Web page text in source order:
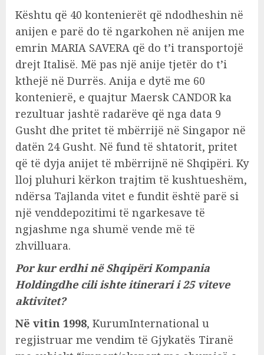
Kështu që 40 kontenierët që ndodheshin në
anijen e parë do të ngarkohen në anijen me
emrin MARIA SAVERA që do t’i transportojë
drejt Italisë. Më pas një anije tjetër do t’i
kthejë në Durrës. Anija e dytë me 60
kontenierë, e quajtur Maersk CANDOR ka
rezultuar jashtë radarëve që nga data 9
Gusht dhe pritet të mbërrijë në Singapor në
datën 24 Gusht. Në fund të shtatorit, pritet
që të dyja anijet të mbërrijnë në Shqipëri. Ky
lloj pluhuri kërkon trajtim të kushtueshëm,
ndërsa Tajlanda vitet e fundit është parë si
një venddepozitimi të ngarkesave të
ngjashme nga shumë vende më të
zhvilluara.
Por kur erdhi në Shqipëri Kompania
Holdingdhe cili ishte itinerari i 25 viteve
aktivitet?
Në vitin 1998, KurumInternational u
regjistruar me vendim të Gjykatës Tiranë